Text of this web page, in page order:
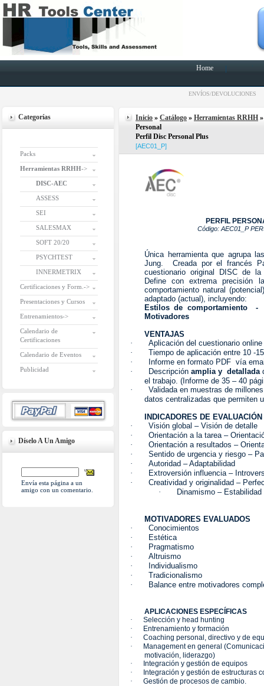
Home
ENVÍOS/DEVOLUCIONES
Categorías
Packs
Herramientas RRHH->
DISC-AEC
ASSESS
SEI
SALESMAX
SOFT 20/20
PSYCHTEST
INNERMETRIX
Certificaciones y Form.->
Presentaciones y Cursos
Entrenamientos->
Calendario de
Certificaciones
Calendario de Eventos
Publicidad
Díselo A Un Amigo
Envía esta página a un
amigo con un comentario.
Inicio » Catálogo » Herramientas RRHH
Personal
Perfil Disc Personal Plus
[AEC01_P]
PERFIL
Código: AEC01_P
Única herramienta que agrupa
Jung. Creada por el francés
cuestionario original DISC de
Define con extrema precisión
comportamiento natural
adaptado (actual), incluyendo:
Estilos de comportamiento
Motivadores
VENTAJAS
·
Aplicación del cuestionario online
·
Tiempo de aplicación entre 10 -
·
Informe en formato PDF vía
·
Descripciónamplia y detallada
el trabajo. (Informe de 35 – 40
·
Validada en muestras de
datos centralizadas que permiten
INDICADORES DE EVALUACIÓN
·
Visión global – Visión de detalle
·
Orientación a la tarea –
·
Orientación a resultados –
·
Sentido de urgencia y riesgo –
·
Autoridad – Adaptabilidad
·
Extroversión influencia –
·
Creatividad y originalidad –
·
Dinamismo – Estabilidad
MOTIVADORES EVALUADOS
·
Conocimientos
·
Estética
·
Pragmatismo
·
Altruismo
·
Individualismo
·
Tradicionalismo
·
Balance entre motivadores
APLICACIONES ESPECÍFICAS
·
Selección y head hunting
·
Entrenamiento y formación
·
Coaching personal, directivo y de
·
Management en general
motivación, liderazgo)
·
Integración y gestión de equipos
·
Integración y gestión de estructuras
·
Gestión de procesos de cambio.